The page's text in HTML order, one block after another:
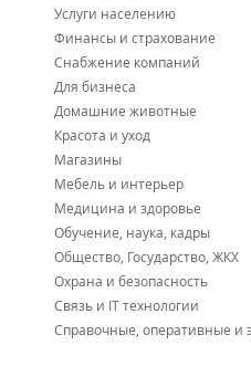
Услуги населению
Финансы и страхование
Снабжение компаний
Для бизнеса
Домашние животные
Красота и уход
Магазины
Мебель и интерьер
Медицина и здоровье
Обучение, наука, кадры
Общество, Государство, ЖКХ
Охрана и безопасность
Связь и IT технологии
Справочные, оперативные и